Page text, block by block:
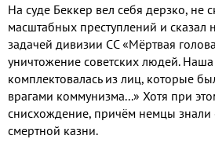
На суде Беккер вел себя дерзко, не
масштабных преступлений и сказал
задачей дивизии СС «Мёртвая
уничтожение советских людей.
комплектовалась из лиц, которые
врагами коммунизма...» Хотя при
снисхождение, причём немцы знали
смертной казни.